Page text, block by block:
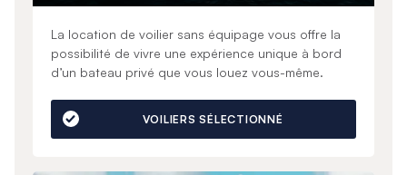
La location de voilier sans équipage vous offre la
possibilité de vivre une expérience unique à bord
d’un bateau privé que vous louez vous-même.
VOILIERS SÉLECTIONNÉ